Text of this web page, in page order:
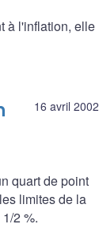
à l'inflation, elle
16 avril 2002
quart de point
limites de la
2 %.